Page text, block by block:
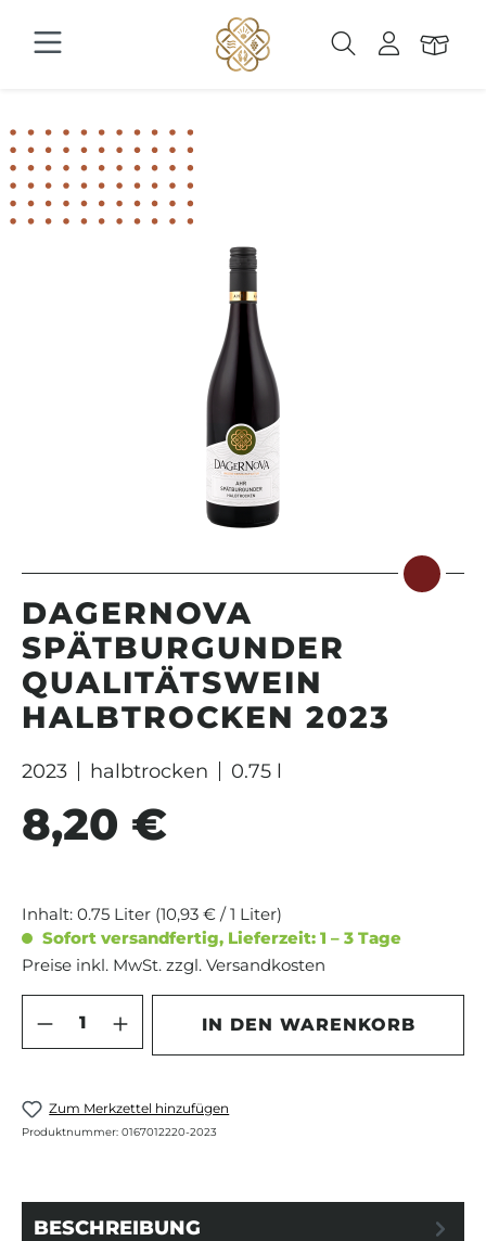
Zum Hauptinhalt springen
Bildergalerie überspringen
DAGERNOVA
SPÄTBURGUNDER
QUALITÄTSWEIN
HALBTROCKEN 2023
2023 halbtrocken 0.75 l
Regulärer Preis:
8,20 €
Inhalt: 0.75 Liter (10,93 € / 1 Liter)
Sofort versandfertig, Lieferzeit: 1 – 3 Tage
Preise inkl. MwSt. zzgl. Versandkosten
Produkt Anzahl: Gib den
IN DEN WARENKORB
Zum Merkzettel hinzufügen
Produktnummer: 0167012220-2023
BESCHREIBUNG